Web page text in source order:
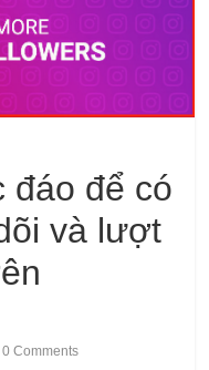
đáo để có
và lượt
0 Comments